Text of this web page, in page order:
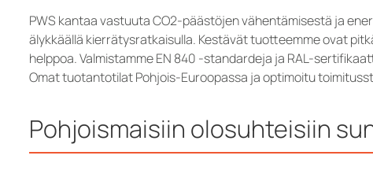
PWS kantaa vastuuta CO2-päästöjen vähentämisestä ja
älykkäällä kierrätysratkaisulla. Kestävät tuotteemme ovat
helppoa. Valmistamme EN 840 -standardeja ja RAL-
Omat tuotantotilat Pohjois-Euroopassa ja optimoitu
Pohjoismaisiin olosuhteisiin